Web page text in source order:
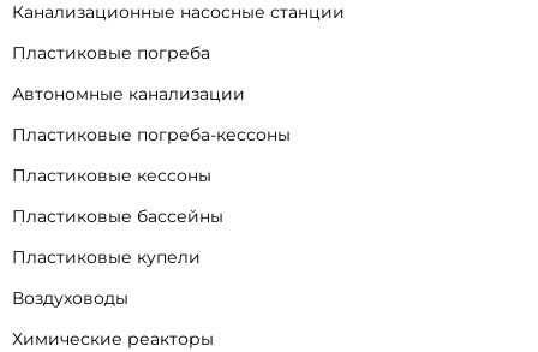
Канализационные насосные станции
Пластиковые погреба
Автономные канализации
Пластиковые погреба-кессоны
Пластиковые кессоны
Пластиковые бассейны
Пластиковые купели
Воздуховоды
Химические реакторы